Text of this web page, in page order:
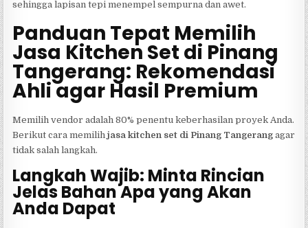
sehingga lapisan tepi menempel sempurna dan awet.
Panduan Tepat Memilih
Jasa Kitchen Set di Pinang
Tangerang: Rekomendasi
Ahli agar Hasil Premium
Memilih vendor adalah 80% penentu keberhasilan proyek Anda.
Berikut cara memilihjasa kitchen set di Pinang Tangerang agar
tidak salah langkah.
Langkah Wajib: Minta Rincian
Jelas Bahan Apa yang Akan
Anda Dapat